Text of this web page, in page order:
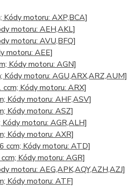
motoru: AXP,BCA]
motoru: AEH,AKL]
motoru: AVU,BFQ]
motoru: AEE]
Kódy motoru: AGN]
motoru: AGU,ARX,ARZ,AUM]
Kódy motoru: ARX]
Kódy motoru: AHF,ASV]
Kódy motoru: ASZ]
motoru: AGR,ALH]
Kódy motoru: AXR]
Kódy motoru: ATD]
Kódy motoru: AGR]
motoru: AEG,APK,AQY,AZH,AZJ]
Kódy motoru: ATF]